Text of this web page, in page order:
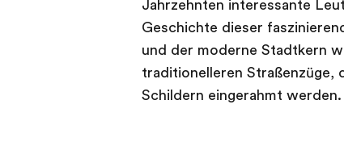
Jahrzehnten interessante
Geschichte dieser
und der moderne Stadtkern
traditionelleren Straßenzüge,
Schildern eingerahmt werden.